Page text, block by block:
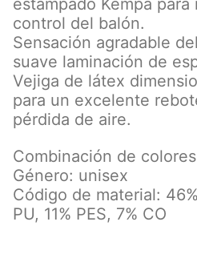
estampado Kempa
control del balón.
Sensación agradable
suave laminación de
Vejiga de látex
para un excelente
pérdida de aire.
Combinación de
Género: unisex
Código de material:
PU, 11% PES, 7% CO